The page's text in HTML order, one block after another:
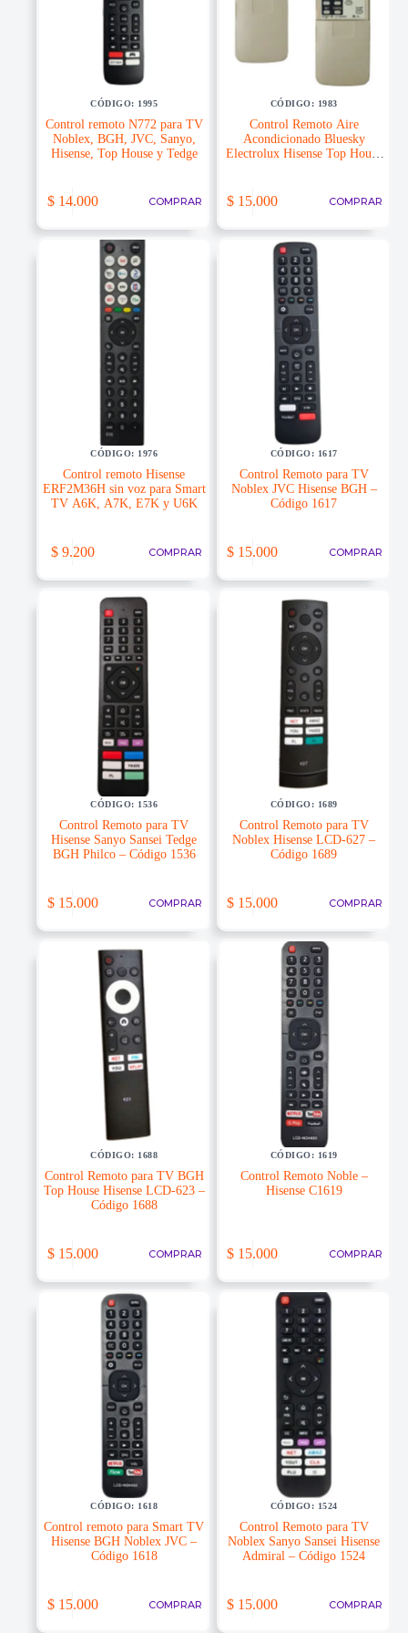
CÓDIGO: 1995
Control remoto N772 para TV
Noblex, BGH, JVC, Sanyo,
Hisense, Top House y Tedge
$14.000 COMPRAR
CÓDIGO: 1983
Control Remoto Aire
Acondicionado Bluesky
Electrolux Hisense Top House
$ 15.000 COMPRAR
CÓDIGO: 1976
Control remoto Hisense
ERF2M36H sin voz para Smart
TV A6K, A7K, E7K y U6K
$9.200 COMPRAR
CÓDIGO: 1617
Control Remoto para TV
Noblex JVC Hisense BGH –
Código 1617
$ 15.000 COMPRAR
CÓDIGO: 1536
Control Remoto para TV
Hisense Sanyo Sansei Tedge
BGH Philco – Código 1536
$15.000 COMPRAR
CÓDIGO: 1689
Control Remoto para TV
Noblex Hisense LCD-627 –
Código 1689
$ 15.000 COMPRAR
CÓDIGO: 1688
Control Remoto para TV BGH
Top House Hisense LCD-623 –
Código 1688
$15.000 COMPRAR
CÓDIGO: 1619
Control Remoto Noble –
Hisense C1619
$ 15.000 COMPRAR
CÓDIGO: 1618
Control remoto para Smart TV
Hisense BGH Noblex JVC –
Código 1618
$15.000 COMPRAR
CÓDIGO: 1524
Control Remoto para TV
Noblex Sanyo Sansei Hisense
Admiral – Código 1524
$ 15.000 COMPRAR